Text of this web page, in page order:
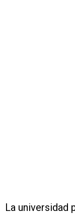
La universidad